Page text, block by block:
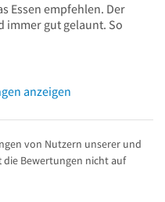
Essen empfehlen. Der
immer gut gelaunt. So
anzeigen
von Nutzern unserer und
Bewertungen nicht auf